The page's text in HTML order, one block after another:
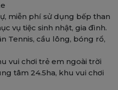
miễn phí sử dụng bếp than
vụ tiệc sinh nhật, gia đình.
Tennis, cầu lông, bóng rổ,
vui chơi trẻ em ngoài trời
tâm 24.5ha, khu vui chơi